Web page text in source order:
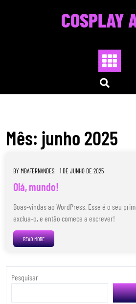
COSPLAY
Mês: junho 2025
BY MBAFERNANDES 1 DE JUNHO DE 2025
Olá, mundo!
Boas-vindas ao WordPress. Esse é o seu
exclua-o, e então comece a escrever!
READ MORE
Pesquisar